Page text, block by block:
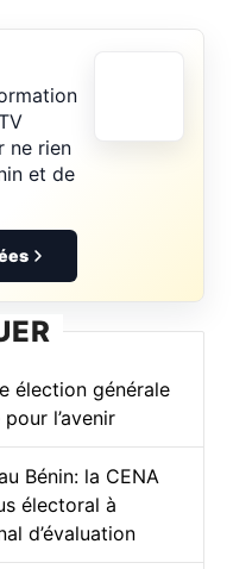
ne rien
et de
élection générale
l’avenir
Bénin: la CENA
électoral à
d’évaluation